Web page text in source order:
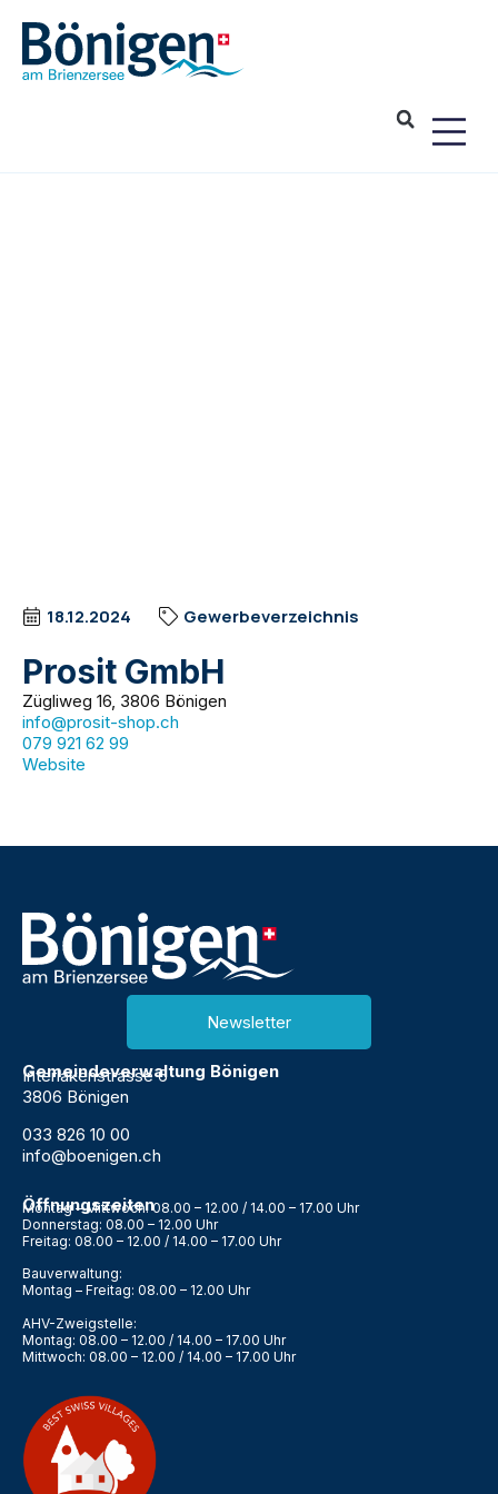
18.12.2024 Gewerbeverzeichnis
Prosit GmbH
Zügliweg 16, 3806 Bönigen
info@prosit-shop.ch
079 921 62 99
Website
Newsletter
Gemeindeverwaltung Bönigen
Interlakenstrasse 6
3806 Bönigen
033 826 10 00
info@boenigen.ch
Öffnungszeiten
Montag – Mittwoch: 08.00 – 12.00 / 14.00 – 17.00 Uhr
Donnerstag: 08.00 – 12.00 Uhr
Freitag: 08.00 – 12.00 / 14.00 – 17.00 Uhr
Bauverwaltung:
Montag – Freitag: 08.00 – 12.00 Uhr
AHV-Zweigstelle:
Montag: 08.00 – 12.00 / 14.00 – 17.00 Uhr
Mittwoch: 08.00 – 12.00 / 14.00 – 17.00 Uhr